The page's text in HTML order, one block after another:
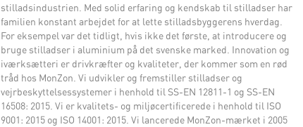
stilladsindustrien. Med solid erfaring og kendskab til stilladser har
familien konstant arbejdet for at lette stilladsbyggerens hverdag.
For eksempel var det tidligt, hvis ikke det første, at introducere og
bruge stilladser i aluminium på det svenske marked. Innovation og
iværksætteri er drivkræfter og kvaliteter, der kommer som en rød
tråd hos MonZon. Vi udvikler og fremstiller stilladser og
vejrbeskyttelsessystemer i henhold til SS-EN 12811-1 og SS-EN
16508: 2015. Vi er kvalitets- og miljøcertificerede i henhold til ISO
9001: 2015 og ISO 14001: 2015. Vi lancerede MonZon-mærket i 2005